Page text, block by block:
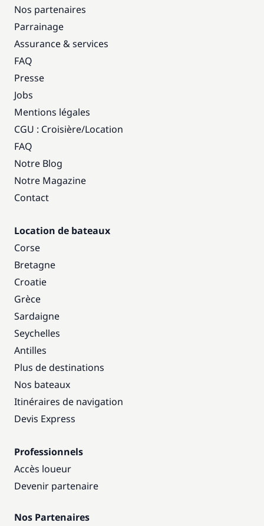
Nos partenaires
Parrainage
Assurance & services
FAQ
Presse
Jobs
Mentions légales
CGU : Croisière/Location
FAQ
Notre Blog
Notre Magazine
Contact
Location de bateaux
Corse
Bretagne
Croatie
Grèce
Sardaigne
Seychelles
Antilles
Plus de destinations
Nos bateaux
Itinéraires de navigation
Devis Express
Professionnels
Accès loueur
Devenir partenaire
Nos Partenaires